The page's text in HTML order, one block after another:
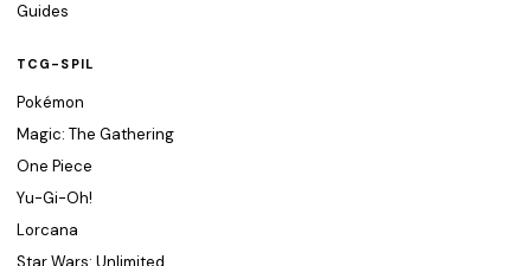
Guides
TCG-SPIL
Pokémon
Magic: The Gathering
One Piece
Yu-Gi-Oh!
Lorcana
Star Wars: Unlimited